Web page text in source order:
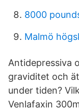
8000
Malmö
Antidepressiva
graviditet och
under tiden?
Venlafaxin